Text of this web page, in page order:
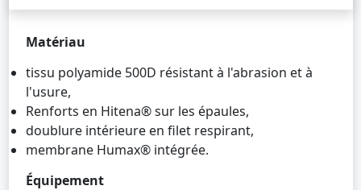
Matériau
tissu polyamide 500D résistant à l'abrasion et à
l'usure,
Renforts en Hitena® sur les épaules,
doublure intérieure en filet respirant,
membrane Humax® intégrée.
Équipement